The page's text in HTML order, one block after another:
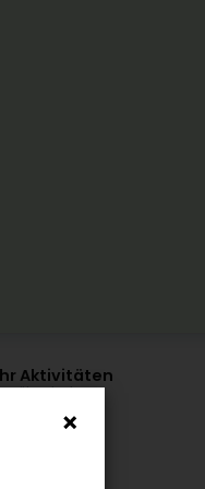
Aktivitäten